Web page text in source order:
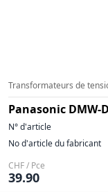
Transformateurs de
Panasonic DMW-
N° d'article
No d'article du fabricant
CHF / Pce
39.90